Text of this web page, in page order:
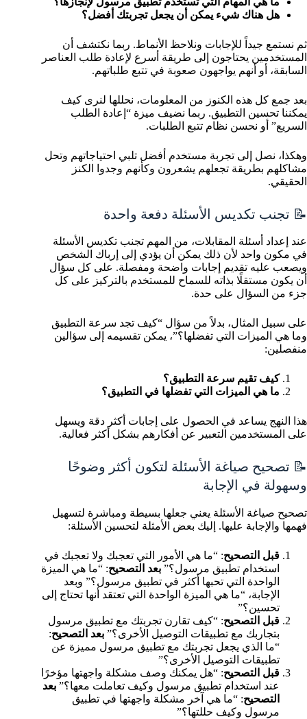
هل هناك شيء يمكن أن يجعل تجربتك أفضل؟
ثم نستمع جيداً للإجابات ونلاحظ الأنماط. ربما نكتشف أن
المستخدمين يحتاجون إلى طريقة أسرع لإعادة طلب العناصر
السابقة، أو أنهم يواجهون صعوبة في تتبع طلباتهم.
بعد جمع كل هذه الكنوز من المعلومات، نحللها لنرى كيف
يمكننا تحسين التطبيق. ربما نضيف ميزة “إعادة الطلب
السريع” أو نحسن نظام تتبع الطلبات.
وهكذا، نصل إلى تجربة مستخدم أفضل تلبي احتياجاتهم وتحل
مشاكلهم بطريقة تجعلهم يشعرون وكأنهم وجدوا الكنز
الحقيقي.
📝 تجنب تكديس الأسئلة دفعة واحدة
عند إعداد أسئلة المقابلات، من المهم تجنب تكديس الأسئلة
في مكون واحد لأن ذلك يمكن أن يؤدي إلى إرباك الشخص
ويصعب عليه تقديم إجابات واضحة ومفصلة. على كل سؤال
أن يكون مستقلًا بذاته للسماح للمستخدم بالتركيز على كل
جزء من السؤال على حدة.
على سبيل المثال، بدلاً من سؤال “كيف تجد سرعة التطبيق
وما هي الميزات التي تفضلها؟”، يمكن تقسيمه إلى سؤالين
منفصلين:
كيف تقيم سرعة التطبيق؟
ما هي الميزات التي تفضلها في التطبيق؟
هذا النهج يساعد في الحصول على إجابات أكثر دقة ويسهل
على المستخدمين التعبير عن أفكارهم بشكل أكثر فعالية.
📝 تصحيح صياغة الأسئلة لتكون أكثر وضوحًا
وسهولة في الإجابة
تصحيح صياغة الأسئلة يعني جعلها بسيطة ومباشرة لتسهيل
فهمها والإجابة عليها. إليك بعض الأمثلة لتحسين الأسئلة:
قبل التصحيح: “ما هي الأمور التي تعجبك ولا تعجبك في
استخدام تطبيق مرسول؟” بعد التصحيح: “ما هي الميزة
الواحدة التي تحبها أكثر في تطبيق مرسول؟” وبعد
الإجابة، “ما هي الميزة الواحدة التي تعتقد أنها تحتاج إلى
تحسين؟”
قبل التصحيح: “كيف تقارن تجربتك مع تطبيق مرسول
بتجاربك مع تطبيقات التوصيل الأخرى؟” بعد التصحيح:
“ما الذي يجعل تجربتك مع تطبيق مرسول مميزة عن
تطبيقات التوصيل الأخرى؟”
قبل التصحيح: “هل يمكنك وصف مشكلة واجهتها مؤخرًا
عند استخدام تطبيق مرسول وكيف تعاملت معها؟” بعد
التصحيح: “ما هي آخر مشكلة واجهتها في تطبيق
مرسول وكيف حللتها؟”